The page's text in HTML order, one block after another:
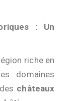
: Un
riche en
domaines
châteaux